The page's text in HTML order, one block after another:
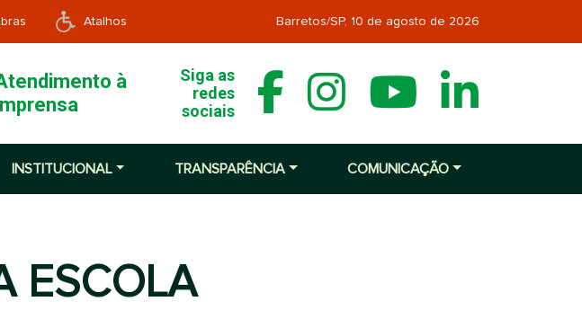
Atalhos Barretos/SP, 10 de agosto de 2026
à
Siga as
redes
sociais
INSTITUCIONAL TRANSPARÊNCIA COMUNICAÇÃO
ESCOLA